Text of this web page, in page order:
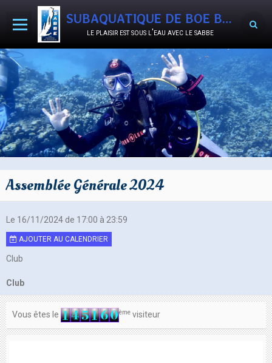
SUBAQUATIQUE DE BOE BON-ENCONTRE
le plaisir est sous l'eau avec le sabbe
Accueil
Agenda
Activités
Le Club
Documents
Album photos
SABB'OCCASIONS
Nous rejoindre
Contacts
Assemblée Générale 2024
Le 16/11/2024 de 17:00 à 23:59
AJOUTER AU CALENDRIER
Club
Club
Vous êtes le ème visiteur